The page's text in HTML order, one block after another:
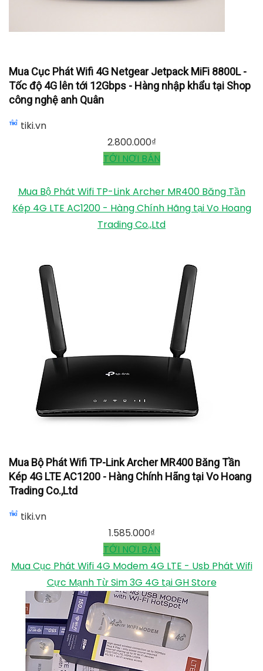
Mua Cục Phát Wifi 4G Netgear Jetpack MiFi 8800L -
Tốc độ 4G lên tới 12Gbps - Hàng nhập khẩu tại Shop
công nghệ anh Quân
tiki.vn
2.800.000₫
TỚI NƠI BÁN
Mua Bộ Phát Wifi TP-Link Archer MR400 Băng Tần
Kép 4G LTE AC1200 - Hàng Chính Hãng tại Vo Hoang
Trading Co.,Ltd
Mua Bộ Phát Wifi TP-Link Archer MR400 Băng Tần
Kép 4G LTE AC1200 - Hàng Chính Hãng tại Vo Hoang
Trading Co.,Ltd
tiki.vn
1.585.000₫
TỚI NƠI BÁN
Mua Cục Phát Wifi 4G Modem 4G LTE - Usb Phát Wifi
Cực Mạnh Từ Sim 3G 4G tại GH Store